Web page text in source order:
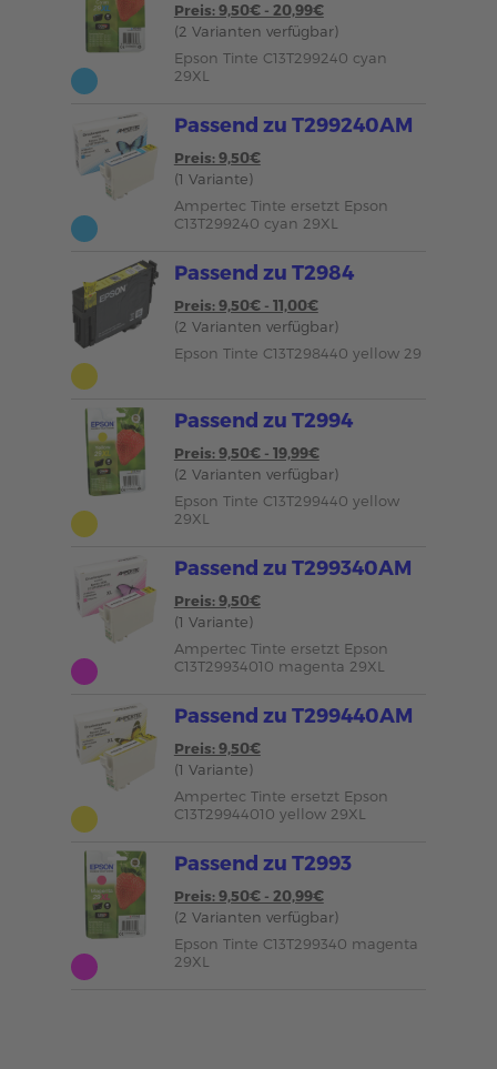
Preis: 9,50€ - 20,99€
(2 Varianten verfügbar)
Epson Tinte C13T299240 cyan
29XL
Passend zu T299240AM
Preis: 9,50€
(1 Variante)
Ampertec Tinte ersetzt Epson
C13T299240 cyan 29XL
Passend zu T2984
Preis: 9,50€ - 11,00€
(2 Varianten verfügbar)
Epson Tinte C13T298440 yellow 29
Passend zu T2994
Preis: 9,50€ - 19,99€
(2 Varianten verfügbar)
Epson Tinte C13T299440 yellow
29XL
Passend zu T299340AM
Preis: 9,50€
(1 Variante)
Ampertec Tinte ersetzt Epson
C13T29934010 magenta 29XL
Passend zu T299440AM
Preis: 9,50€
(1 Variante)
Ampertec Tinte ersetzt Epson
C13T29944010 yellow 29XL
Passend zu T2993
Preis: 9,50€ - 20,99€
(2 Varianten verfügbar)
Epson Tinte C13T299340 magenta
29XL